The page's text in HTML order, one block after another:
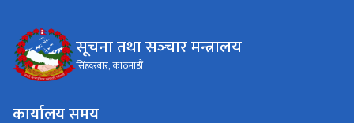
सूचना तथा सञ्‍चार मन्त्रालय
सिंहदरबार, काठमाडौं
कार्यालय समय